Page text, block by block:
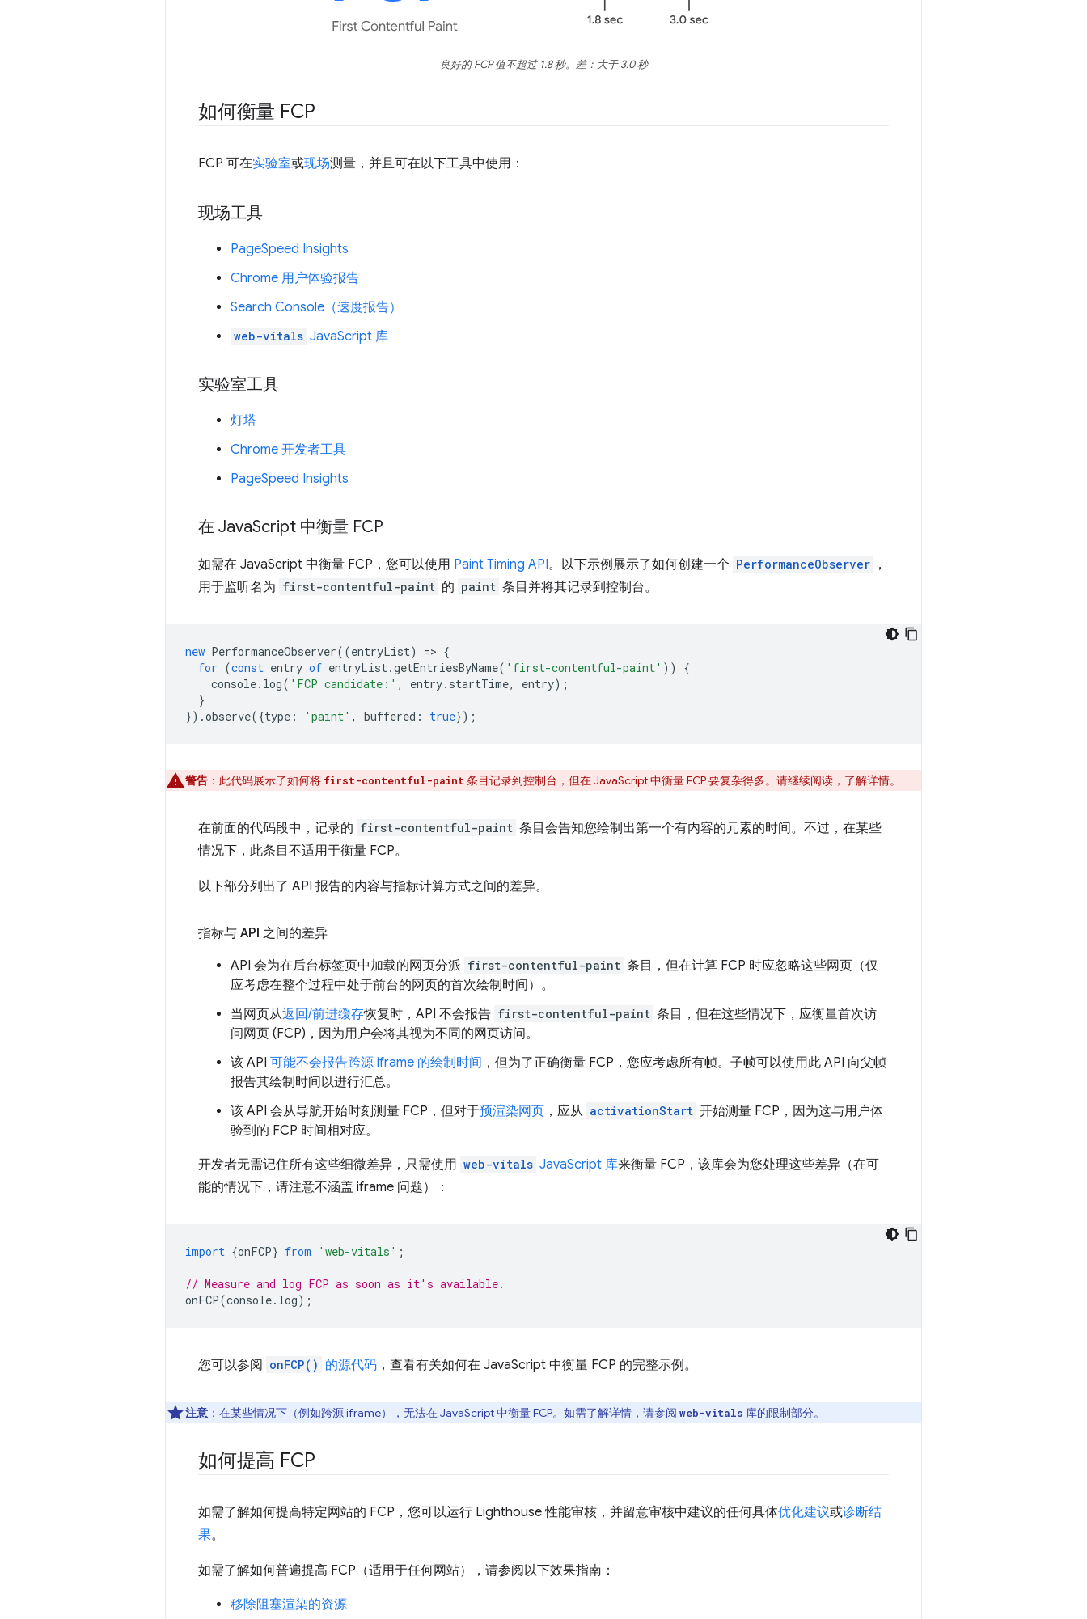
良好的 FCP 值不超过 1.8 秒。差：大于 3.0 秒
如何衡量 FCP
FCP 可在实验室或现场测量，并且可在以下工具中使用：
现场工具
PageSpeed Insights
Chrome 用户体验报告
Search Console（速度报告）
web-vitals JavaScript 库
实验室工具
灯塔
Chrome 开发者工具
PageSpeed Insights
在 JavaScript 中衡量 FCP
如需在 JavaScript 中衡量 FCP，您可以使用 Paint Timing API。以下示例展示了如何创建一个 PerformanceObserver ，
用于监听名为 first-contentful-paint 的 paint 条目并将其记录到控制台。
new PerformanceObserver((entryList) => {
for (const entry of entryList .getEntriesByName( 'first-contentful-paint' ))
{
console. log( 'FCP candidate:' , entry. startTime, entry);
}
}).observe({type : 'paint' , buffered : true});
警告 ：此代码展示了如何将 first-contentful-paint 条目记录到控制台，但在 JavaScript 中衡量 FCP 要复杂得多。请继续阅读，了解详情。
在前面的代码段中，记录的 first-contentful-paint 条目会告知您绘制出第一个有内容的元素的时间。不过，在某些
情况下，此条目不适用于衡量 FCP。
以下部分列出了 API 报告的内容与指标计算方式之间的差异。
指标与 API 之间的差异
API 会为在后台标签页中加载的网页分派 first-contentful-paint 条目，但在计算 FCP 时应忽略这些网页（仅
应考虑在整个过程中处于前台的网页的首次绘制时间）。
当网页从返回/前进缓存恢复时，API 不会报告 first-contentful-paint 条目，但在这些情况下，应衡量首次访
问网页 (FCP)，因为用户会将其视为不同的网页访问。
该 API 可能不会报告跨源 iframe 的绘制时间 ，但为了正确衡量 FCP，您应考虑所有帧。子帧可以使用此 API 向父帧
报告其绘制时间以进行汇总。
该 API 会从导航开始时刻测量 FCP，但对于预渲染网页 ，应从 activationStart 开始测量 FCP，因为这与用户体
验到的 FCP 时间相对应。
开发者无需记住所有这些细微差异，只需使用 web-vitals JavaScript 库来衡量 FCP，该库会为您处理这些差异（在可
能的情况下，请注意不涵盖 iframe 问题）：
import {onFCP} from 'web-vitals' ;
// Measure and log FCP as soon as it's available.
onFCP(console. log);
您可以参阅 onFCP() 的源代码 ，查看有关如何在 JavaScript 中衡量 FCP 的完整示例。
注意 ：在某些情况下（例如跨源 iframe），无法在 JavaScript 中衡量 FCP。如需了解详情，请参阅 web-vitals 库的限制部分。
如何提高 FCP
如需了解如何提高特定网站的 FCP，您可以运行 Lighthouse 性能审核，并留意审核中建议的任何具体优化建议或诊断结
果。
如需了解如何普遍提高 FCP（适用于任何网站），请参阅以下效果指南：
移除阻塞渲染的资源